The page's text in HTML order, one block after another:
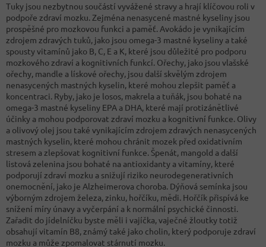
Tuky jsou nezbytnou součástí vyvážené stravy a hrají klíčovou roli v
podpoře zdraví mozku. Zejména nenasycené mastné kyseliny jsou
prospěšné pro mozkovou funkci a paměť. Avokádo je vynikajícím
zdrojem zdravých tuků, jako jsou omega-3 mastné kyseliny a také
spousty vitamínů jako B, C, E a K, které jsou důležité pro podporu
mozkového zdraví a kognitivních funkcí. Ořechy, jako jsou vlašské
ořechy, mandle a lískové ořechy, jsou další skvělým zdrojem
nenasycených mastných kyselin, které mohou zlepšit paměť a
koncentraci. Ryby, jako je losos, makrela a tuňák, jsou bohaté na
omega-3 mastné kyseliny EPA a DHA, které mají protizánětlivé
účinky a mohou podporovat zdraví mozku a kognitivní funkce. Olivy
a olivový olej jsou také vynikajícím zdrojem zdravých nenasycených
mastných kyselin, které mohou chránit mozek před oxidativním
stresem a zlepšovat kognitivní funkce. Špenát, mangold a další
listová zelenina jsou bohaté na antioxidanty a vitamíny, které
podporují zdraví mozku a snižují riziko neurodegenerativních
onemocnění, jako je Alzheimerova choroba. Dýňová semínka jsou
výborným zdrojem železa, zinku, hořčíku, mědi. Hořčík přispívá ke
snížení míry únavy a vyčerpání a k normální psychické činnosti.
Zařadit do jídelníčku byste měli i vajíčka, vaječné žloutky totiž
obsahují vitamín B8, známý také jako cholin, který podporuje zdraví
mozku a může zpomalovat stárnutí mozku.